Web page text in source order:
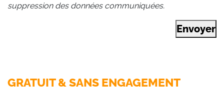
suppression des données communiquées.
Envoyer
GRATUIT & SANS ENGAGEMENT